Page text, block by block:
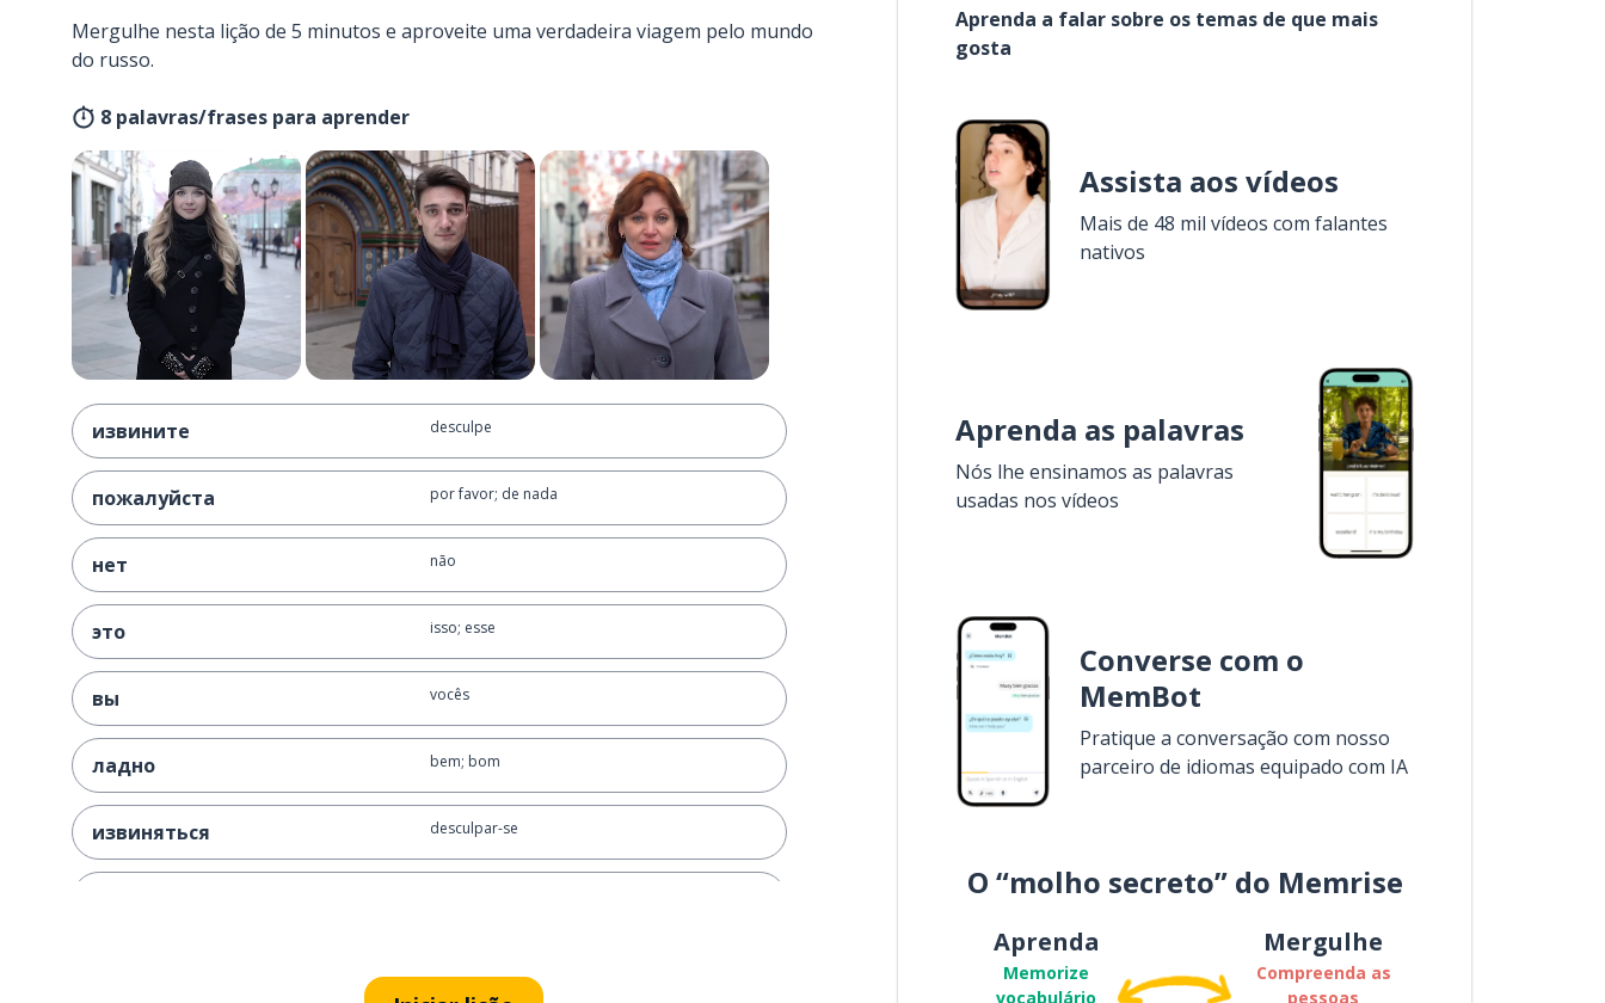
Mergulhe nesta lição de 5 minutos e aproveite uma verdadeira viagem pelo mundo
do russo.
8 palavras/frases para aprender
извините desculpe
пожалуйста por favor; de nada
нет não
это isso; esse
вы vocês
ладно bem; bom
извиняться desculpar-se
Aprenda a falar sobre os temas de que mais
gosta
Assista aos vídeos
Mais de 48 mil vídeos com falantes
nativos
Aprenda as palavras
Nós lhe ensinamos as palavras
usadas nos vídeos
Converse com o
MemBot
Pratique a conversação com nosso
parceiro de idiomas equipado com IA
O “molho secreto” do Memrise
Aprenda
Memorize
vocabulário
Mergulhe
Compreenda as
pessoas